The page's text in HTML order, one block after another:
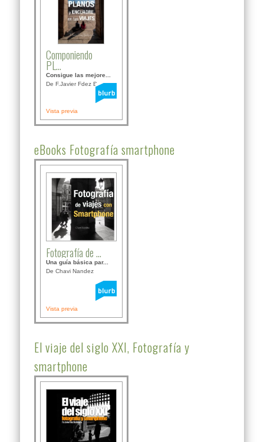
Componiendo
PL...
Consigue las mejore...
De F.Javier Fdez Bor...
Vista previa
eBooks Fotografía smartphone
Fotografía de ...
Una guía básica par...
De Chavi Nandez
Vista previa
El viaje del siglo XXI, Fotografía y
smartphone